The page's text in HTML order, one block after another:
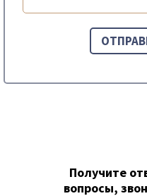
Получите
вопросы,